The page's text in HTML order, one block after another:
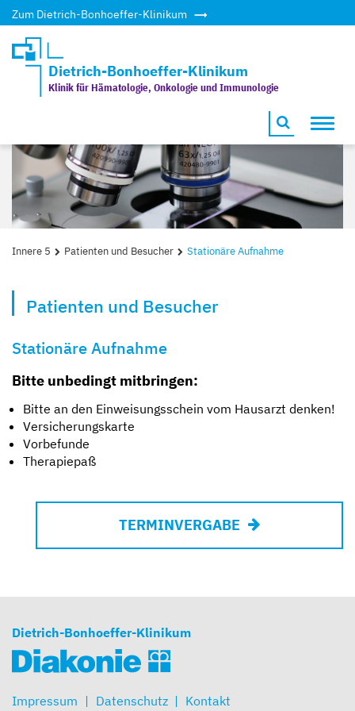
Zum Dietrich-Bonhoeffer-Klinikum
Dietrich-Bonhoeffer-Klinikum
Klinik für Hämatologie, Onkologie und Immunologie
Innere 5 Patienten und Besucher Stationäre Aufnahme
Patienten und Besucher
Stationäre Aufnahme
Bitte unbedingt mitbringen:
Bitte an den Einweisungsschein vom Hausarzt denken!
Versicherungskarte
Vorbefunde
Therapiepaß
TERMINVERGABE
Dietrich-Bonhoeffer-Klinikum
Impressum Datenschutz Kontakt